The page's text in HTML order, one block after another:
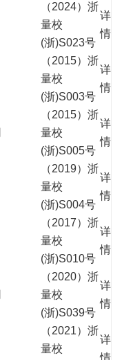
（2024）浙
量校
(浙)S023号
详
情
（2015）浙
量校
(浙)S003号
详
情
（2015）浙
量校
(浙)S005号
详
情
（2019）浙
量校
(浙)S004号
详
情
（2017）浙
量校
(浙)S010号
详
情
（2020）浙
量校
(浙)S039号
详
情
（2021）浙
量校
详
情